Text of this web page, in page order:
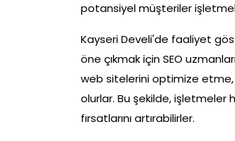
potansiyel müşteriler
Kayseri Develi'de faaliyet
öne çıkmak için SEO
web sitelerini optimize etme,
olurlar. Bu şekilde, işletmeler
fırsatlarını artırabilirler.